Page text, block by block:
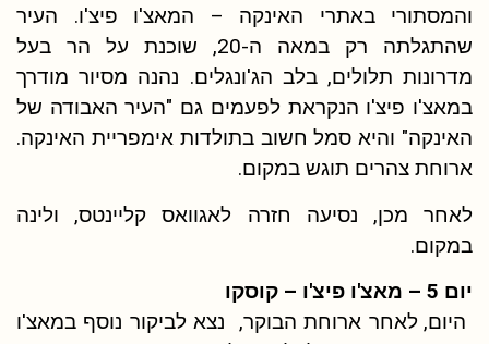
והמסתורי באתרי האינקה – המאצ'ו פיצ'ו. העיר
שהתגלתה רק במאה ה-20, שוכנת על הר בעל
מדרונות תלולים, בלב הג'ונגלים. נהנה מסיור מודרך
במאצ'ו פיצ'ו הנקראת לפעמים גם "העיר האבודה של
האינקה" והיא סמל חשוב בתולדות אימפריית האינקה.
ארוחת צהרים תוגש במקום.
לאחר מכן, נסיעה חזרה לאגוואס קליינטס, ולינה
במקום.
יום 5 – מאצ'ו פיצ'ו – קוסקו
היום, לאחר ארוחת הבוקר, נצא לביקור נוסף במאצ'ו